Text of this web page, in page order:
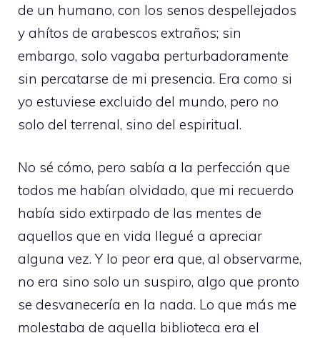
de un humano, con los senos despellejados
y ahítos de arabescos extraños; sin
embargo, solo vagaba perturbadoramente
sin percatarse de mi presencia. Era como si
yo estuviese excluido del mundo, pero no
solo del terrenal, sino del espiritual.
No sé cómo, pero sabía a la perfección que
todos me habían olvidado, que mi recuerdo
había sido extirpado de las mentes de
aquellos que en vida llegué a apreciar
alguna vez. Y lo peor era que, al observarme,
no era sino solo un suspiro, algo que pronto
se desvanecería en la nada. Lo que más me
molestaba de aquella biblioteca era el